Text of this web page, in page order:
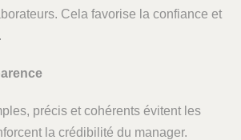
Cela favorise la confiance et
précis et cohérents évitent les
la crédibilité du manager.